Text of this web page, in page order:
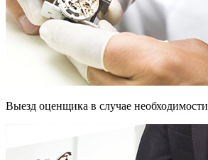
Выезд оценщика в случае необходимости